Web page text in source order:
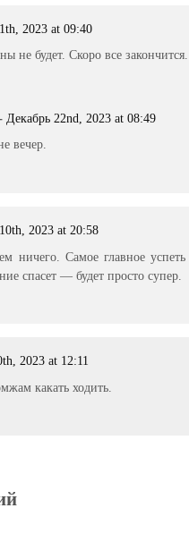
2023 at 09:40
не будет. Скоро все
Декабрь 22nd, 2023 at 08:49
вечер.
2023 at 20:58
ничего. Самое главное успеть
спасет — будет просто супер.
2023 at 12:11
какать ходить.